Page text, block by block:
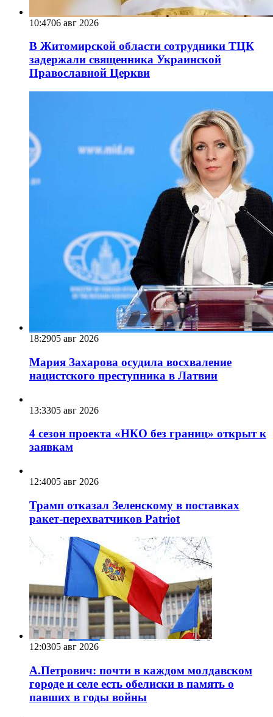
10:4706 авг 2026
В Житомирской области сотрудники ТЦК
задержали священника Украинской
Православной Церкви
18:2905 авг 2026
Мария Захарова осудила восхваление
нацистского преступника в Латвии
13:3305 авг 2026
4 сезон проекта «НКО без границ» открыт к
заявкам
12:4005 авг 2026
Трамп отказал Зеленскому в поставках
ракет-перехватчиков Patriot
12:0305 авг 2026
А.Петрович: почти в каждом молдавском
городе и селе есть обелиски в память о
павших в годы войны